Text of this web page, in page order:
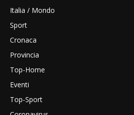
Italia / Mondo
Sport
Cronaca
Provincia
Top-Home
Eventi
Top-Sport